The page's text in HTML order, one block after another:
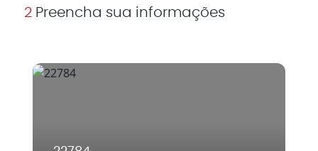
2 Preencha sua informações